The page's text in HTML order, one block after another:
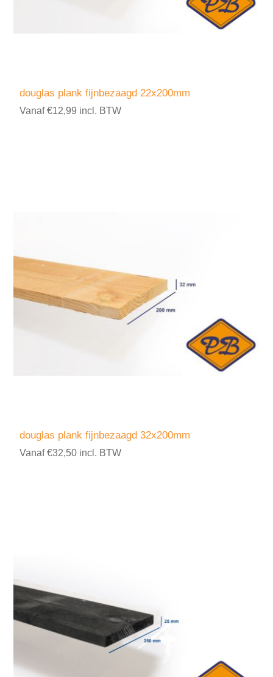
douglas plank fijnbezaagd 22x200mm
Vanaf €12,99 incl. BTW
douglas plank fijnbezaagd 32x200mm
Vanaf €32,50 incl. BTW